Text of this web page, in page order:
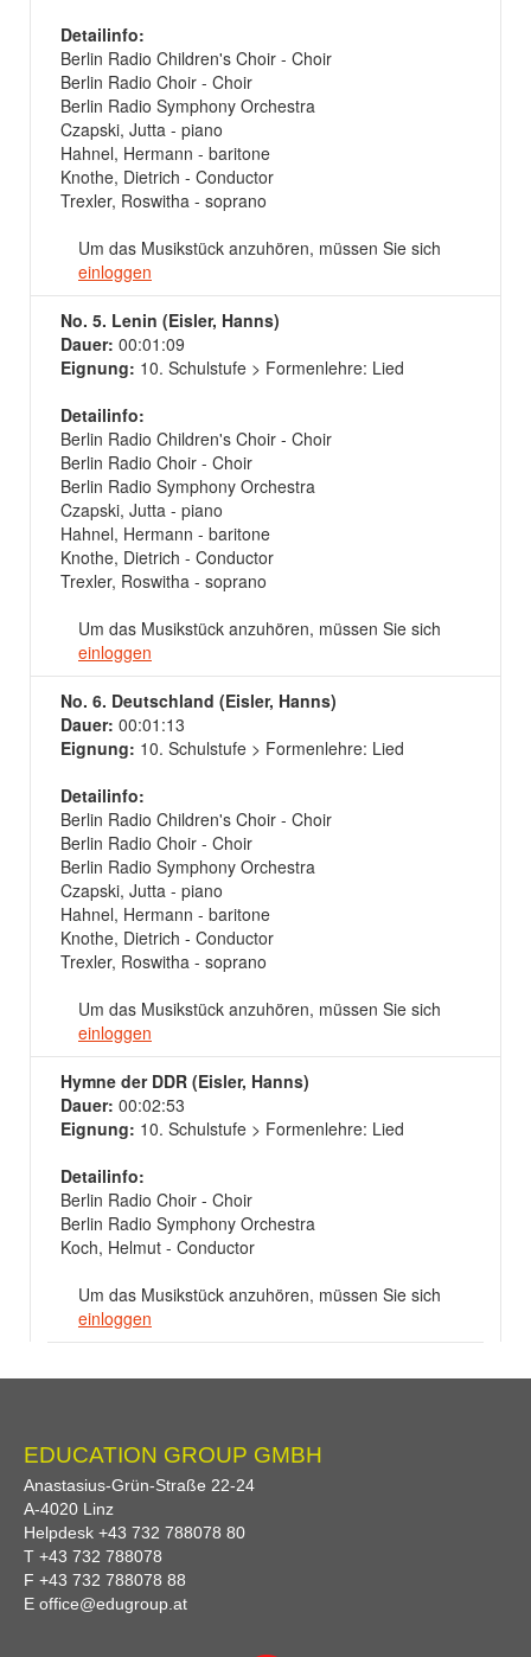
Detailinfo:
Berlin Radio Children's Choir - Choir
Berlin Radio Choir - Choir
Berlin Radio Symphony Orchestra
Czapski, Jutta - piano
Hahnel, Hermann - baritone
Knothe, Dietrich - Conductor
Trexler, Roswitha - soprano
Um das Musikstück anzuhören, müssen Sie sich
einloggen
No. 5. Lenin (Eisler, Hanns)
Dauer: 00:01:09
Eignung: 10. Schulstufe > Formenlehre: Lied
Detailinfo:
Berlin Radio Children's Choir - Choir
Berlin Radio Choir - Choir
Berlin Radio Symphony Orchestra
Czapski, Jutta - piano
Hahnel, Hermann - baritone
Knothe, Dietrich - Conductor
Trexler, Roswitha - soprano
Um das Musikstück anzuhören, müssen Sie sich
einloggen
No. 6. Deutschland (Eisler, Hanns)
Dauer: 00:01:13
Eignung: 10. Schulstufe > Formenlehre: Lied
Detailinfo:
Berlin Radio Children's Choir - Choir
Berlin Radio Choir - Choir
Berlin Radio Symphony Orchestra
Czapski, Jutta - piano
Hahnel, Hermann - baritone
Knothe, Dietrich - Conductor
Trexler, Roswitha - soprano
Um das Musikstück anzuhören, müssen Sie sich
einloggen
Hymne der DDR (Eisler, Hanns)
Dauer: 00:02:53
Eignung: 10. Schulstufe > Formenlehre: Lied
Detailinfo:
Berlin Radio Choir - Choir
Berlin Radio Symphony Orchestra
Koch, Helmut - Conductor
Um das Musikstück anzuhören, müssen Sie sich
einloggen
EDUCATION GROUP GMBH
Anastasius-Grün-Straße 22-24
A-4020 Linz
Helpdesk +43 732 788078 80
T +43 732 788078
F +43 732 788078 88
E office@edugroup.at